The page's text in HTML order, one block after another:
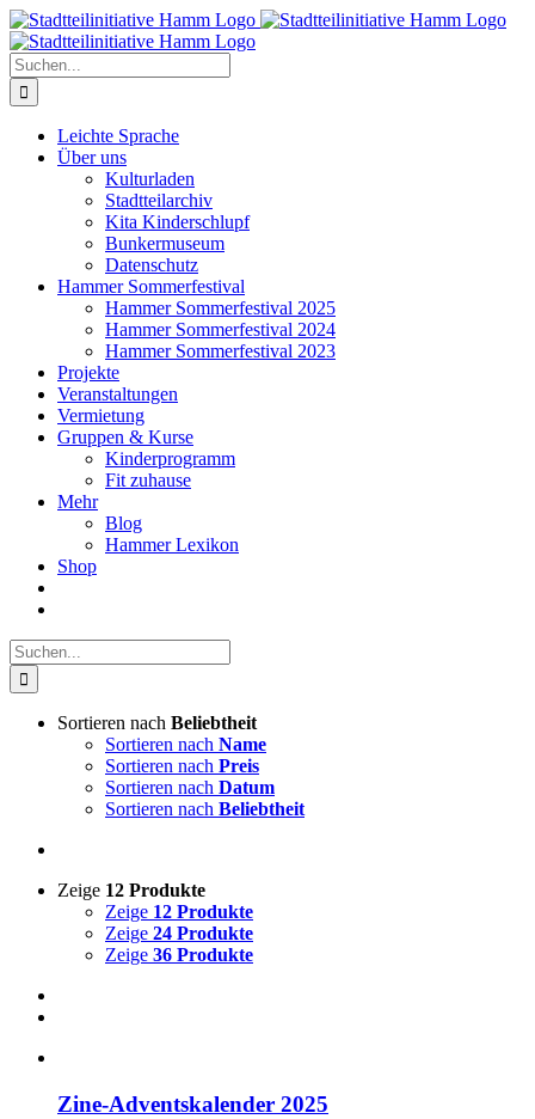
Zum
Inhalt
springen
Suche
nach:
Leichte Sprache
Über uns
Kulturladen
Stadtteilarchiv
Kita Kinderschlupf
Bunkermuseum
Datenschutz
Hammer Sommerfestival
Hammer Sommerfestival 2025
Hammer Sommerfestival 2024
Hammer Sommerfestival 2023
Projekte
Veranstaltungen
Vermietung
Gruppen & Kurse
Kinderprogramm
Fit zuhause
Mehr
Blog
Hammer Lexikon
Shop
Suche
nach:
Sortieren nach Beliebtheit
Sortieren nach Name
Sortieren nach Preis
Sortieren nach Datum
Sortieren nach Beliebtheit
Zeige 12 Produkte
Zeige 12 Produkte
Zeige 24 Produkte
Zeige 36 Produkte
Zine-Adventskalender 2025